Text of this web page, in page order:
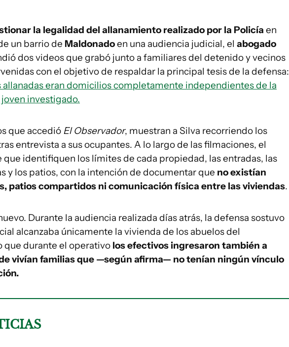
la legalidad del allanamiento realizado por la Policía en
un barrio de Maldonadoen una audiencia judicial, el abogado
dos videos que grabó junto a familiares del detenido y vecinos
con el objetivo de respaldar la principal tesis de la defensa:
allanadas eran domicilios completamente independientes de la
investigado.
que accedió El Observador, muestran a Silva recorriendo los
entrevista a sus ocupantes. A lo largo de las filmaciones, el
que identifiquen los límites de cada propiedad, las entradas, las
y los patios, con la intención de documentar que no existían
patios compartidos ni comunicación física entre las viviendas.
Durante la audiencia realizada días atrás, la defensa sostuvo
alcanzaba únicamente la vivienda de los abuelos del
que durante el operativo los efectivos ingresaron también a
vivían familias que —según afirma— no tenían ningún vínculo